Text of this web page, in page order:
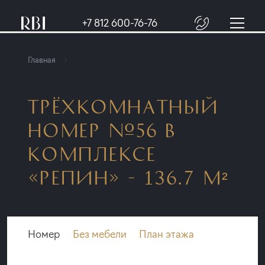
+7 812 600-76-76
Главная
ТРЁХКОМНАТНЫЙ
НОМЕР №56 В
КОМПЛЕКСЕ
«РЕПИН» - 136.7 М²
Номер Без мебели План этажа